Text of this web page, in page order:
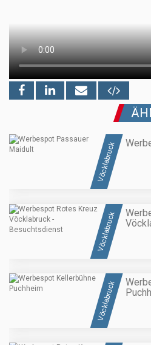
Vöcklabruck
Vöcklabruck
Vöcklabruck